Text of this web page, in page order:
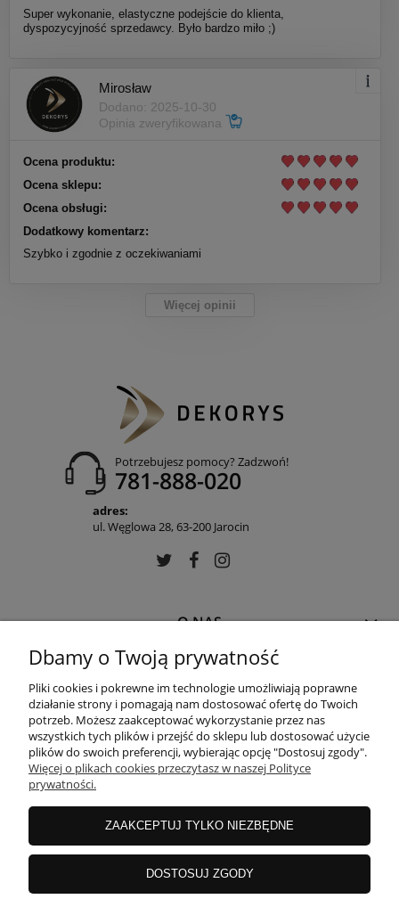
Super wykonanie, elastyczne podejście do klienta,
dyspozycyjność sprzedawcy. Było bardzo miło ;)
Mirosław
Dodano: 2025-10-30
Opinia zweryfikowana
Ocena produktu:
Ocena sklepu:
Ocena obsługi:
Dodatkowy komentarz:
Szybko i zgodnie z oczekiwaniami
Więcej opinii
Potrzebujesz pomocy? Zadzwoń!
781-888-020
adres:
ul. Węglowa 28, 63-200 Jarocin
O NAS
MOJE KONTO
PŁATNOŚCI I DOSTAWA
Dbamy o Twoją prywatność
Pliki cookies i pokrewne im technologie umożliwiają poprawne
działanie strony i pomagają nam dostosować ofertę do Twoich
potrzeb. Możesz zaakceptować wykorzystanie przez nas
wszystkich tych plików i przejść do sklepu lub dostosować użycie
plików do swoich preferencji, wybierając opcję "Dostosuj zgody".
Więcej o plikach cookies przeczytasz w naszej Polityce
prywatności.
ZAAKCEPTUJ TYLKO NIEZBĘDNE
DOSTOSUJ ZGODY